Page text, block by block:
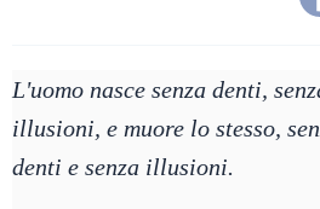
L'uomo nasce senza denti,
illusioni, e muore lo stesso,
denti e senza illusioni.